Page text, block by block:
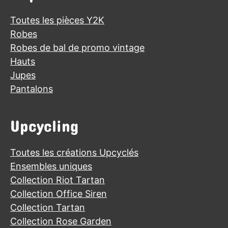
Toutes les pièces Y2K
Robes
Robes de bal de promo vintage
Hauts
Jupes
Pantalons
Upcycling
Toutes les créations Upcyclés
Ensembles uniques
Collection Riot Tartan
Collection Office Siren
Collection Tartan
Collection Rose Garden